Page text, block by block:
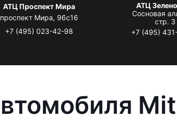
АТЦ Проспект Мира
проспект Мира, 96с16
+7 (495) 023-42-98
АТЦ
Сосновая
стр. 3
+7 (495)